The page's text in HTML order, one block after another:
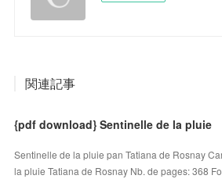
関連記事
{pdf download} Sentinelle de la pluie
Sentinelle de la pluie pan Tatiana de Rosnay
la pluie Tatiana de Rosnay Nb. de pages: 368